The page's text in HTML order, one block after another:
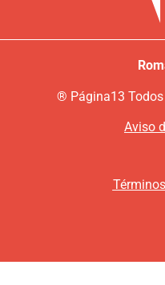
® Página13
Aviso